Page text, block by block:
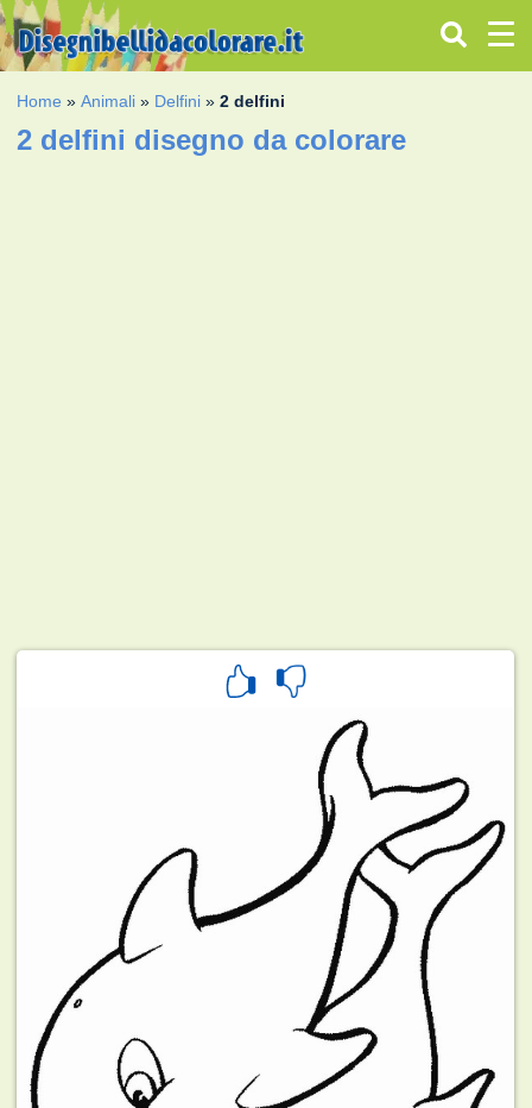
Home »Animali » Delfini »2 delfini
2 delfini disegno da colorare